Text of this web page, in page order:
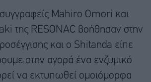
Mahiro Omori και
της RESONAC βοήθησαν στην
και ο Shitanda είπε
στην αγορά ένα ενζυμικό
να εκτυπωθεί ομοιόμορφα